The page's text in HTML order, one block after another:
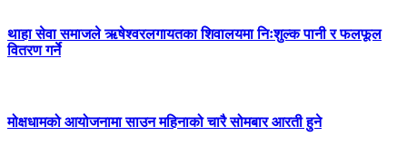
थाहा सेवा समाजले ऋषेश्वरलगायतका शिवालयमा निःशुल्क पानी र फलफूल
वितरण गर्ने
मोक्षधामको आयोजनामा साउन महिनाको चारै सोमबार आरती हुने